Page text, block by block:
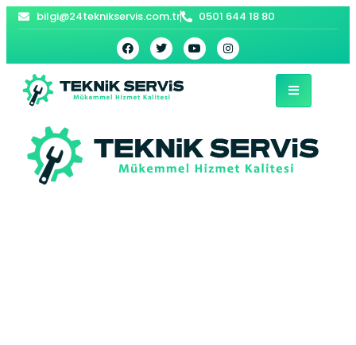
bilgi@24teknikservis.com.tr 0501 644 18 80